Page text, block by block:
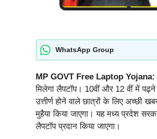
WhatsApp Group
MP GOVT Free Laptop Yojana:
मिलेगा लैपटॉप। 10वीं और 12 वीं में
उत्तीर्ण होने वाले छात्रों के लिए
मुहैया किया जाएगा। यह मध्य प्रदेश
लैपटॉप प्रदान किया जाएगा।